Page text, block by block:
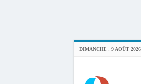
DIMANCHE , 9 AOÛT 2026